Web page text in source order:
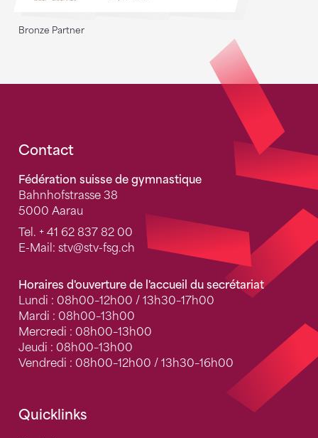
Bronze Partner
Fusszeile
Contact
Fédération suisse de gymnastique
Bahnhofstrasse 38
5000 Aarau
Tel. + 41 62 837 82 00
E-Mail: stv@stv-fsg.ch
Horaires d'ouverture de l'accueil du secrétariat
Lundi : 08h00–12h00 / 13h30–17h00
Mardi : 08h00–13h00
Mercredi : 08h00–13h00
Jeudi : 08h00–13h00
Vendredi : 08h00–12h00 / 13h30–16h00
Quicklinks